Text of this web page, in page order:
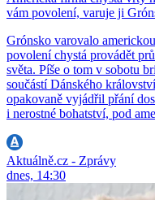
vám povolení, varuje ji
Grónsko varovalo
povolení chystá provádět
světa. Píše o tom v sobotu
součástí Dánského
opakovaně vyjádřil přání
i nerostné bohatství, pod
Aktuálně.cz - Zprávy
dnes, 14:30